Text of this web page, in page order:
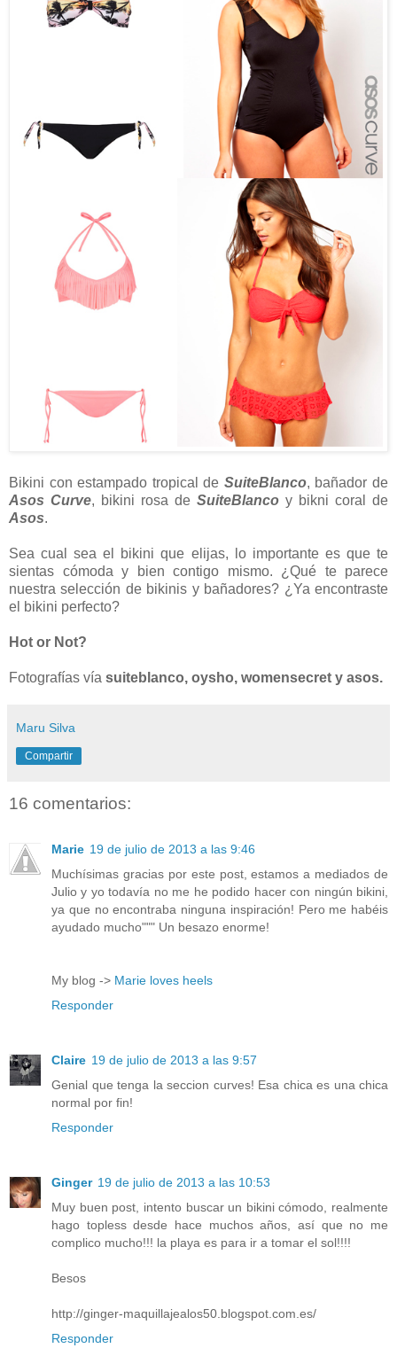
Bikini con estampado tropical de SuiteBlanco, bañador de
Asos Curve, bikini rosa de SuiteBlanco y bikni coral de
Asos.
Sea cual sea el bikini que elijas, lo importante es que te
sientas cómoda y bien contigo mismo. ¿Qué te parece
nuestra selección de bikinis y bañadores? ¿Ya encontraste
el bikini perfecto?
Hot or Not?
Fotografías vía suiteblanco, oysho, womensecret y asos.
Maru Silva
Compartir
16 comentarios:
Marie 19 de julio de 2013 a las 9:46
Muchísimas gracias por este post, estamos a mediados de
Julio y yo todavía no me he podido hacer con ningún bikini,
ya que no encontraba ninguna inspiración! Pero me habéis
ayudado mucho""" Un besazo enorme!
My blog -> Marie loves heels
Responder
Claire 19 de julio de 2013 a las 9:57
Genial que tenga la seccion curves! Esa chica es una chica
normal por fin!
Responder
Ginger 19 de julio de 2013 a las 10:53
Muy buen post, intento buscar un bikini cómodo, realmente
hago topless desde hace muchos años, así que no me
complico mucho!!! la playa es para ir a tomar el sol!!!!
Besos
http://ginger-maquillajealos50.blogspot.com.es/
Responder